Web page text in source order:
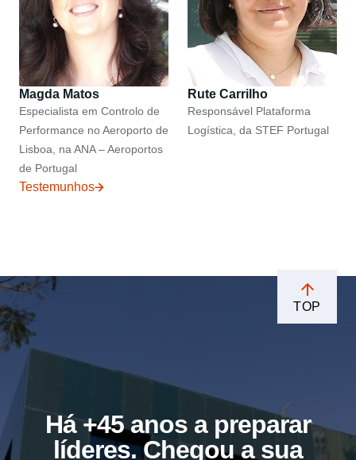
Magda Matos
Especialista em Controlo de
Performance no Aeroporto de
Lisboa, na ANA – Aeroportos
de Portugal
Rute Carrilho
Responsável Plataforma
Logística, da STEF Portugal
Testemunhos
TOP
Há +45 anos a preparar
líderes. Chegou a sua